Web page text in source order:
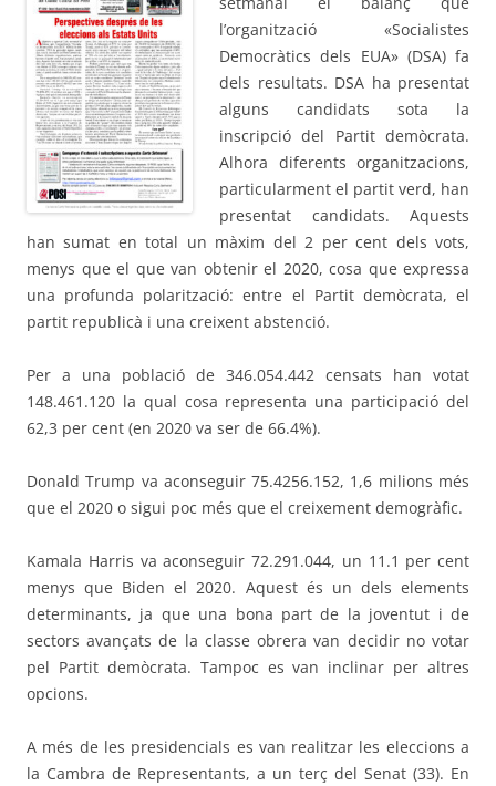
l’organització «Socialistes
Democràtics dels EUA» (DSA) fa
dels resultats. DSA ha presentat
alguns candidats sota la
inscripció del Partit demòcrata.
Alhora diferents organitzacions,
particularment el partit verd, han
presentat candidats. Aquests
han sumat en total un màxim del 2 per cent dels vots,
menys que el que van obtenir el 2020, cosa que expressa
una profunda polarització: entre el Partit demòcrata, el
partit republicà i una creixent abstenció.
Per a una població de 346.054.442 censats han votat
148.461.120 la qual cosa representa una participació del
62,3 per cent (en 2020 va ser de 66.4%).
Donald Trump va aconseguir 75.4256.152, 1,6 milions més
que el 2020 o sigui poc més que el creixement demogràfic.
Kamala Harris va aconseguir 72.291.044, un 11.1 per cent
menys que Biden el 2020. Aquest és un dels elements
determinants, ja que una bona part de la joventut i de
sectors avançats de la classe obrera van decidir no votar
pel Partit demòcrata. Tampoc es van inclinar per altres
opcions.
A més de les presidencials es van realitzar les eleccions a
la Cambra de Representants, a un terç del Senat (33). En